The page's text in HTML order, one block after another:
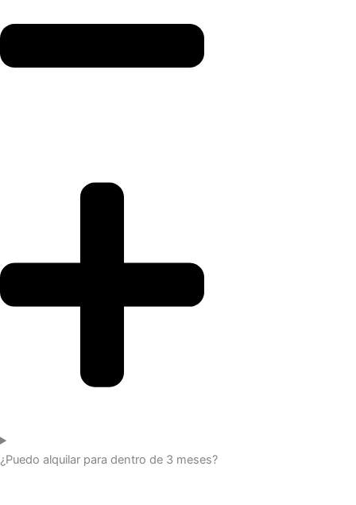
¿Puedo alquilar para dentro de 3 meses?